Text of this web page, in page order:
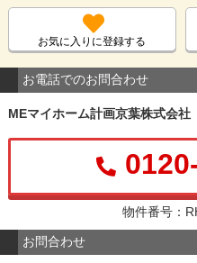
お気に入りに登録する
お電話でのお問合わせ
MEマイホーム計画京葉株式会社
物件番号：
お問合わせ